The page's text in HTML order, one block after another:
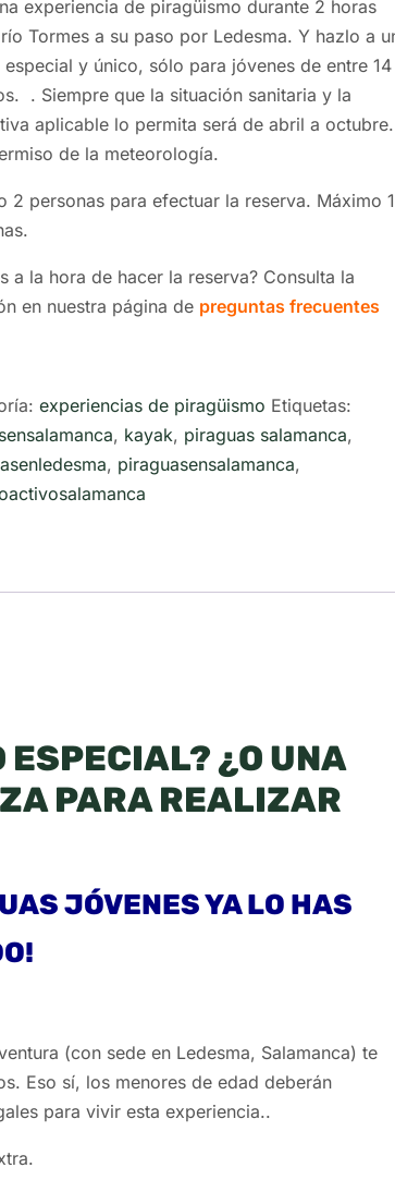
experiencia de piragüismo durante 2 horas
Tormes a su paso por Ledesma. Y hazlo a
y único, sólo para jóvenes de entre
. Siempre que la situación sanitaria y la
aplicable lo permita será de abril a octubre.
de la meteorología.
2 personas para efectuar la reserva. Máximo
a la hora de hacer la reserva? Consulta la
en nuestra página de preguntas frecuentes
experiencias de piragüismo Etiquetas:
, kayak, piraguas salamanca,
, piraguasensalamanca,
ESPECIAL? ¿O UNA
PARA REALIZAR
JÓVENES YA LO HAS
(con sede en Ledesma, Salamanca) te
Eso sí, los menores de edad deberán
para vivir esta experiencia..